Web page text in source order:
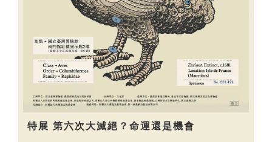
特展 第六次大滅絕？命運還是機會